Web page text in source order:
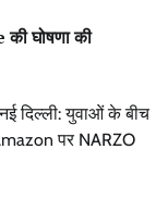
घोषणा की
दिल्ली: युवाओं के बीच
पर NARZO